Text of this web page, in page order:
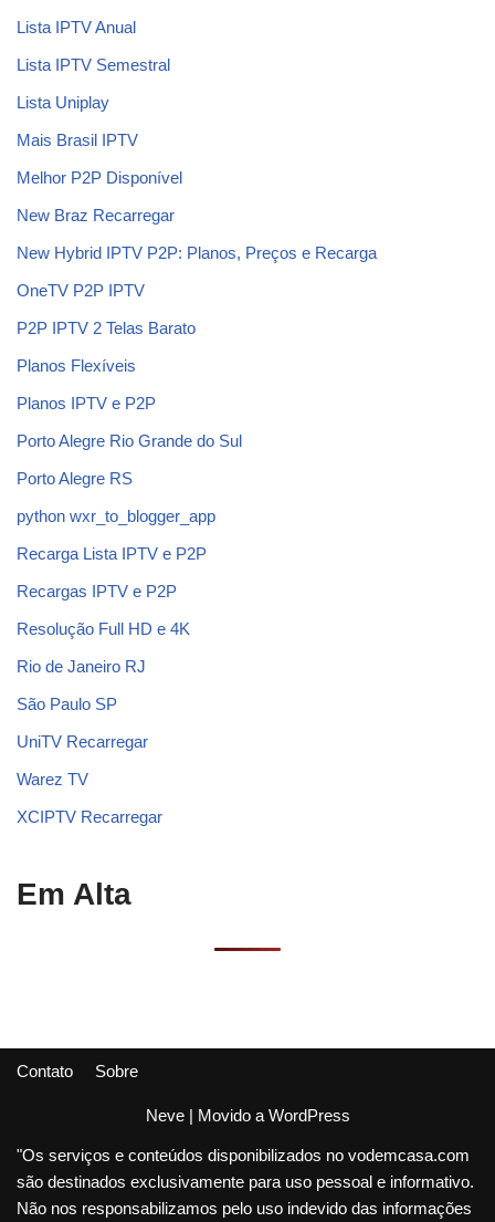
Lista IPTV Anual
Lista IPTV Semestral
Lista Uniplay
Mais Brasil IPTV
Melhor P2P Disponível
New Braz Recarregar
New Hybrid IPTV P2P: Planos, Preços e Recarga
OneTV P2P IPTV
P2P IPTV 2 Telas Barato
Planos Flexíveis
Planos IPTV e P2P
Porto Alegre Rio Grande do Sul
Porto Alegre RS
python wxr_to_blogger_app
Recarga Lista IPTV e P2P
Recargas IPTV e P2P
Resolução Full HD e 4K
Rio de Janeiro RJ
São Paulo SP
UniTV Recarregar
Warez TV
XCIPTV Recarregar
Em Alta
Contato Sobre
Neve| Movido a WordPress
"Os serviços e conteúdos disponibilizados no vodemcasa.com
são destinados exclusivamente para uso pessoal e informativo.
Não nos responsabilizamos pelo uso indevido das informações